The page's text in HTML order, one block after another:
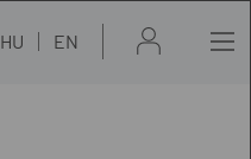
HU EN